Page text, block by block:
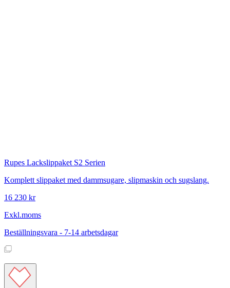
Rupes Lackslippaket S2 Serien
Komplett slippaket med dammsugare, slipmaskin och sugslang.
16 230 kr
Exkl.moms
Beställningsvara - 7-14 arbetsdagar